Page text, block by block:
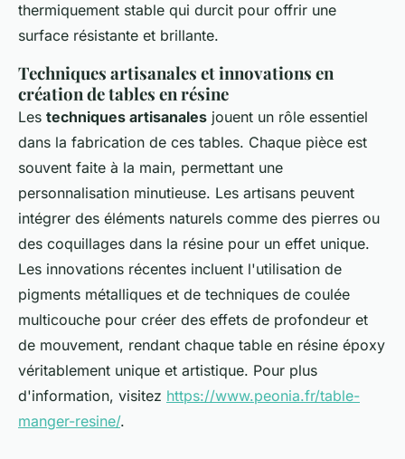
thermiquement stable qui durcit pour offrir une
surface résistante et brillante.
Techniques artisanales et innovations en
création de tables en résine
Les techniques artisanales jouent un rôle essentiel
dans la fabrication de ces tables. Chaque pièce est
souvent faite à la main, permettant une
personnalisation minutieuse. Les artisans peuvent
intégrer des éléments naturels comme des pierres ou
des coquillages dans la résine pour un effet unique.
Les innovations récentes incluent l'utilisation de
pigments métalliques et de techniques de coulée
multicouche pour créer des effets de profondeur et
de mouvement, rendant chaque table en résine époxy
véritablement unique et artistique. Pour plus
d'information, visitez https://www.peonia.fr/table-
manger-resine/.